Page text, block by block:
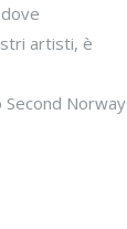
artisti, è
Norway